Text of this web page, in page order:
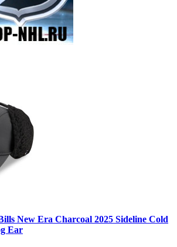
New Era Charcoal 2025 Sideline Cold
Ear